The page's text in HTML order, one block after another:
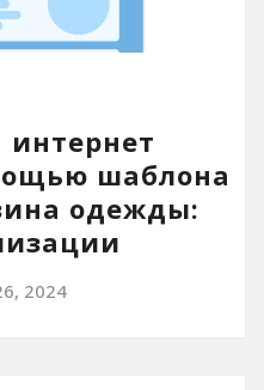
интернет
шаблона
одежды:
2024